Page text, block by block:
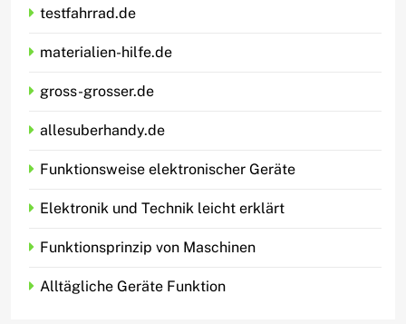
testfahrrad.de
materialien-hilfe.de
gross-grosser.de
allesuberhandy.de
Funktionsweise elektronischer Geräte
Elektronik und Technik leicht erklärt
Funktionsprinzip von Maschinen
Alltägliche Geräte Funktion